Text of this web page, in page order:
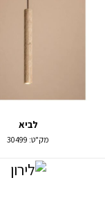
לביא
מק"ט: 30499